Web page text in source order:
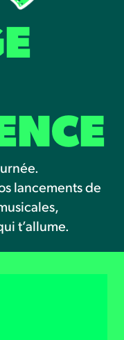
lancements de
t’allume.